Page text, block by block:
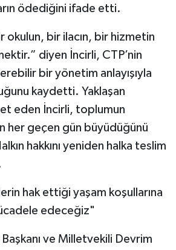
ödediğini ifade etti.
okulun, bir ilacın, bir hizmetin
diyen İncirli, CTP’nin
bir yönetim anlayışıyla
kaydetti. Yaklaşan
eden İncirli, toplumun
her geçen gün büyüdüğünü
hakkını yeniden halka teslim
hak ettiği yaşam koşullarına
edeceğiz"
ve Milletvekili Devrim